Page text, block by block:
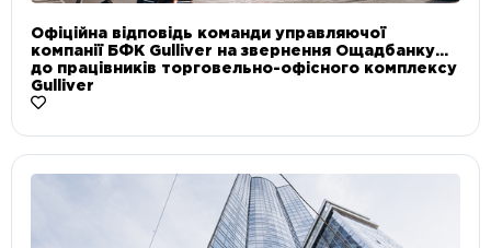
Офіційна відповідь команди управляючої
компанії БФК Gulliver на звернення Ощадбанку
до працівників торговельно-офісного комплексу
Gulliver